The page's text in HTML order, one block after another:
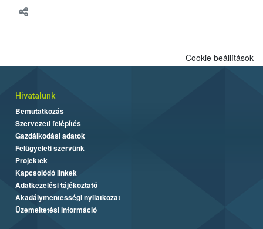
meg tapasztalatait a gazdasági haszonállatok jólétének
Cookie beállítások
Hivatalunk
Bemutatkozás
Szervezeti felépítés
Gazdálkodási adatok
Felügyeleti szervünk
Projektek
Kapcsolódó linkek
Adatkezelési tájékoztató
Akadálymentességi nyilatkozat
Üzemeltetési információ